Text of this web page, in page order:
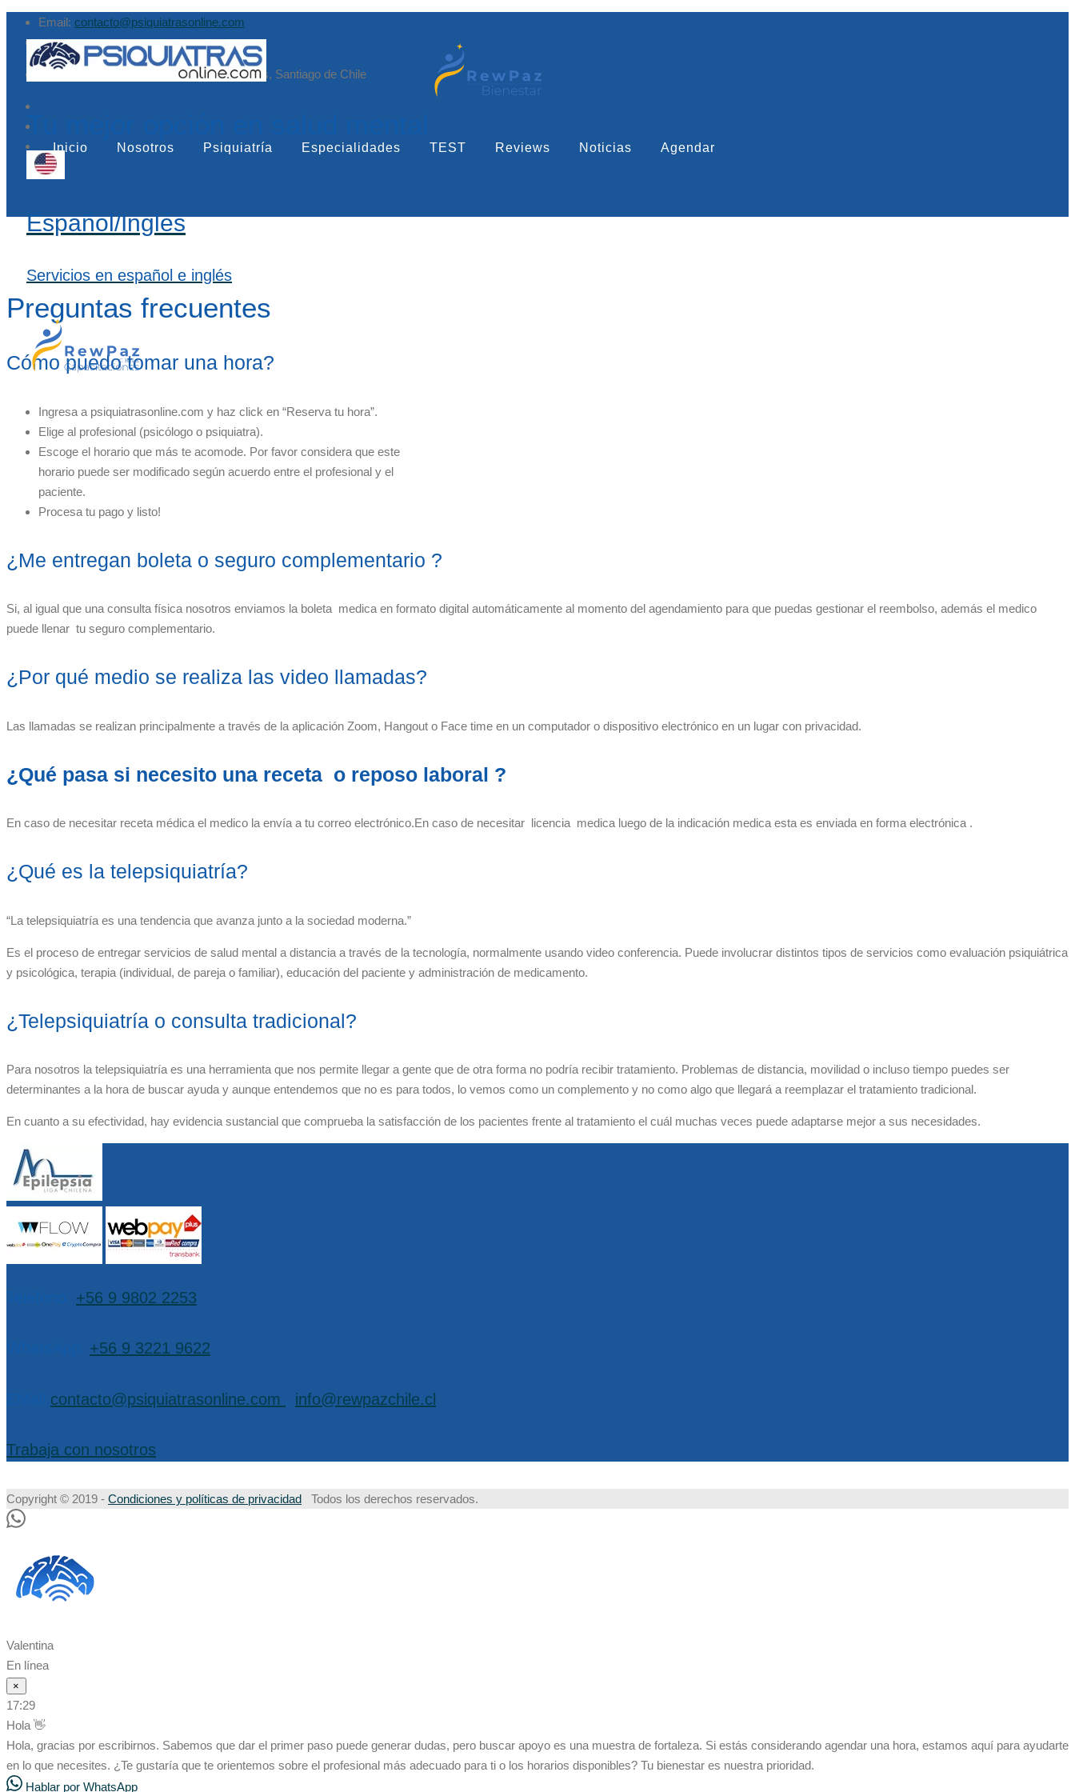
Email: contacto@psiquiatrasonline.com
Augusto Leguía Sur 79, of. 407, Las Condes, Santiago de Chile
Tu mejor opción en salud mental
Español/Inglés
Servicios en español e inglés
Inicio Nosotros Psiquiatría Especialidades TEST Reviews Noticias Agendar
Preguntas frecuentes
Cómo puedo tomar una hora?
Ingresa a psiquiatrasonline.com y haz click en “Reserva tu hora”.
Elige al profesional (psicólogo o psiquiatra).
Escoge el horario que más te acomode. Por favor considera que este
horario puede ser modificado según acuerdo entre el profesional y el
paciente.
Procesa tu pago y listo!
¿Me entregan boleta o seguro complementario ?
Si, al igual que una consulta física nosotros enviamos la boleta medica en formato digital automáticamente al momento del agendamiento para que puedas gestionar el reembolso, además el medico
puede llenar tu seguro complementario.
¿Por qué medio se realiza las video llamadas?
Las llamadas se realizan principalmente a través de la aplicación Zoom, Hangout o Face time en un computador o dispositivo electrónico en un lugar con privacidad.
¿Qué pasa si necesito una receta o reposo laboral ?
En caso de necesitar receta médica el medico la envía a tu correo electrónico.En caso de necesitar licencia medica luego de la indicación medica esta es enviada en forma electrónica .
¿Qué es la telepsiquiatría?
“La telepsiquiatría es una tendencia que avanza junto a la sociedad moderna.”
Es el proceso de entregar servicios de salud mental a distancia a través de la tecnología, normalmente usando video conferencia. Puede involucrar distintos tipos de servicios como evaluación psiquiátrica
y psicológica, terapia (individual, de pareja o familiar), educación del paciente y administración de medicamento.
¿Telepsiquiatría o consulta tradicional?
Para nosotros la telepsiquiatría es una herramienta que nos permite llegar a gente que de otra forma no podría recibir tratamiento. Problemas de distancia, movilidad o incluso tiempo puedes ser
determinantes a la hora de buscar ayuda y aunque entendemos que no es para todos, lo vemos como un complemento y no como algo que llegará a reemplazar el tratamiento tradicional.
En cuanto a su efectividad, hay evidencia sustancial que comprueba la satisfacción de los pacientes frente al tratamiento el cuál muchas veces puede adaptarse mejor a sus necesidades.
+56 9 9802 2253
+56 9 3221 9622
contacto@psiquiatrasonline.com info@rewpazchile.cl
Trabaja con nosotros
Copyright © 2019 - Condiciones y políticas de privacidad Todos los derechos reservados.
Valentina
En línea
×
17:29
Hola 👋
Hola, gracias por escribirnos. Sabemos que dar el primer paso puede generar dudas, pero buscar apoyo es una muestra de fortaleza. Si estás considerando agendar una hora, estamos aquí para ayudarte
en lo que necesites. ¿Te gustaría que te orientemos sobre el profesional más adecuado para ti o los horarios disponibles? Tu bienestar es nuestra prioridad.
Hablar por WhatsApp